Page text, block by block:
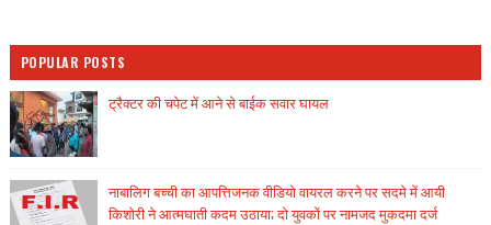
POPULAR POSTS
ट्रैक्टर की चपेट में आने से बाईक सवार घायल
नाबालिग बच्ची का आपत्तिजनक वीडियो वायरल करने पर सदमे में आयी
किशोरी ने आत्मघाती कदम उठाया; दो युवकों पर नामजद मुकदमा दर्ज